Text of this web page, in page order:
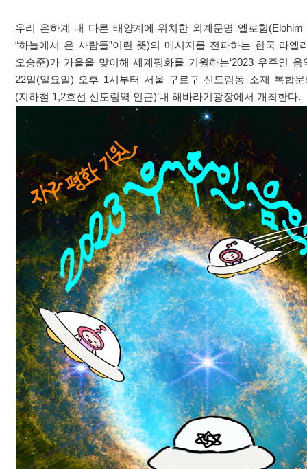
우리 은하계 내 다른 태양계에 위치한 외계문명 엘로힘
“하늘에서 온 사람들”이란 뜻)의 메시지를 전파하는 한국 라엘
오승준)가 가을을 맞이해 세계평화를 기원하는‘2023 우주인
22일(일요일) 오후 1시부터 서울 구로구 신도림동 소재 복합문
(지하철 1,2호선 신도림역 인근)’내 해바라기광장에서 개최한다.